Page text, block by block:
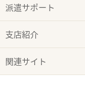
派遣サポート
支店紹介
関連サイト